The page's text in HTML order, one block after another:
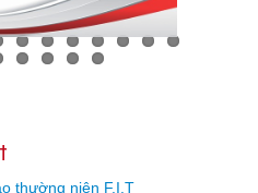
thường niên F.I.T